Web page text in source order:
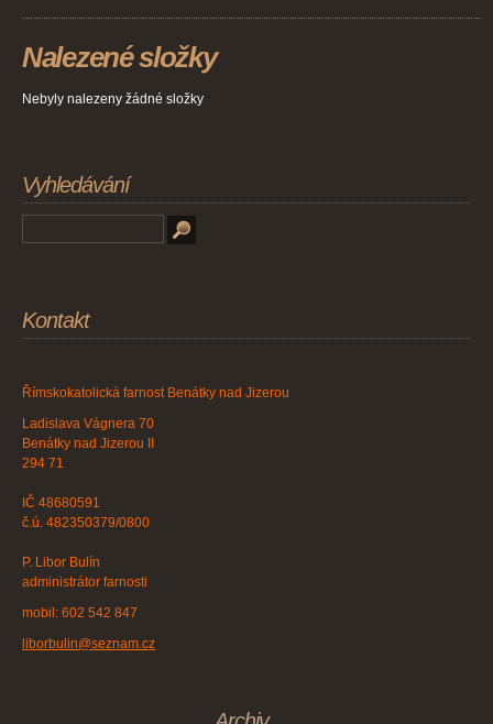
Nalezené složky
Nebyly nalezeny žádné složky
Vyhledávání
Kontakt
Římskokatolická farnost Benátky nad Jizerou
Ladislava Vágnera 70
Benátky nad Jizerou II
294 71
IČ 48680591
č.ú. 482350379/0800
P. Libor Bulín
administrátor farnosti
mobil: 602 542 847
liborbulin@seznam.cz